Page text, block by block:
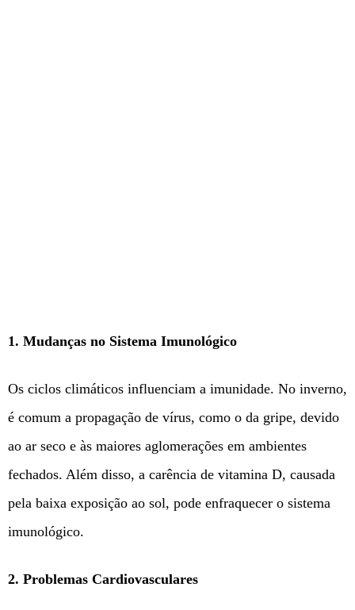
1. Mudanças no Sistema Imunológico
Os ciclos climáticos influenciam a imunidade. No inverno,
é comum a propagação de vírus, como o da gripe, devido
ao ar seco e às maiores aglomerações em ambientes
fechados. Além disso, a carência de vitamina D, causada
pela baixa exposição ao sol, pode enfraquecer o sistema
imunológico.
2. Problemas Cardiovasculares